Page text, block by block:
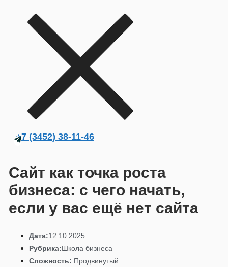
+7 (3452) 38-11-46
Сайт как точка роста
бизнеса: с чего начать,
если у вас ещё нет сайта
Дата:12.10.2025
Рубрика:Школа бизнеса
Сложность: Продвинутый